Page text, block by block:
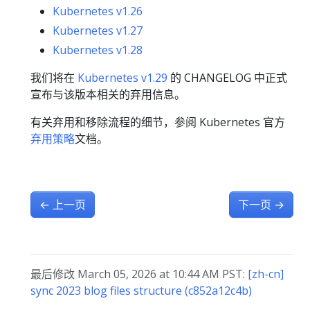
Kubernetes v1.26
Kubernetes v1.27
Kubernetes v1.28
我们将在 Kubernetes v1.29 的 CHANGELOG 中正式
宣布与该版本相关的弃用信息。
有关弃用和移除流程的细节，参阅 Kubernetes 官方
弃用策略文档。
← 上一页 下一页 →
最后修改 March 05, 2026 at 10:44 AM PST: [zh-cn]
sync 2023 blog files structure (c852a12c4b)